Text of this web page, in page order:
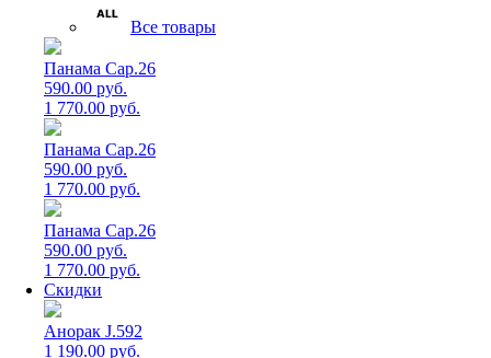
Все товары
Панама Cap.26
590.00 руб.
1 770.00 руб.
Панама Cap.26
590.00 руб.
1 770.00 руб.
Панама Cap.26
590.00 руб.
1 770.00 руб.
Скидки
Анорак J.592
1 190.00 руб.